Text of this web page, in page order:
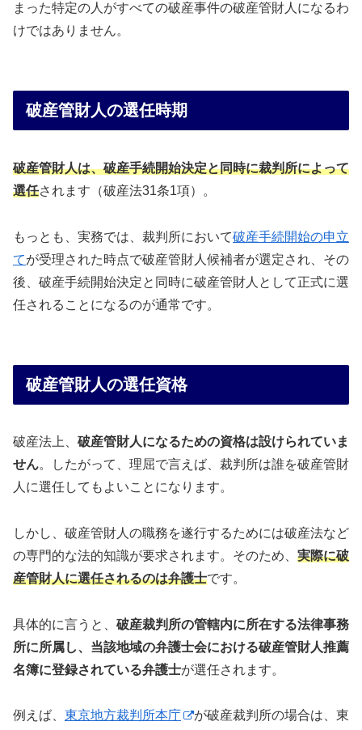
まった特定の人がすべての破産事件の破産管財人になるわ
けではありません。
破産管財人の選任時期
破産管財人は、破産手続開始決定と同時に裁判所によって
選任されます（破産法31条1項）。
もっとも、実務では、裁判所において破産手続開始の申立
てが受理された時点で破産管財人候補者が選定され、その
後、破産手続開始決定と同時に破産管財人として正式に選
任されることになるのが通常です。
破産管財人の選任資格
破産法上、 破産管財人になるための資格は設けられていま
せん。したがって、理屈で言えば、裁判所は誰を破産管財
人に選任してもよいことになります。
しかし、破産管財人の職務を遂行するためには破産法など
の専門的な法的知識が要求されます。そのため、 実際に破
産管財人に選任されるのは弁護士です。
具体的に言うと、 破産裁判所の管轄内に所在する法律事務
所に所属し、当該地域の弁護士会における破産管財人推薦
名簿に登録されている弁護士が選任されます。
例えば、 東京地方裁判所本庁
が破産裁判所の場合は、東